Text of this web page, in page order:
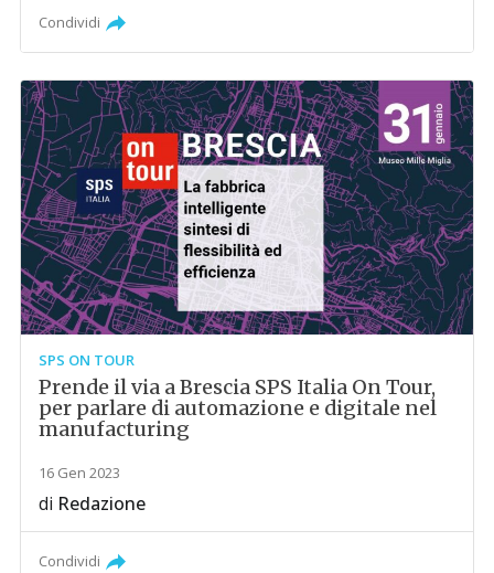
Condividi
SPS ON TOUR
Prende il via a Brescia SPS Italia On Tour,
per parlare di automazione e digitale nel
manufacturing
16 Gen 2023
di Redazione
Condividi